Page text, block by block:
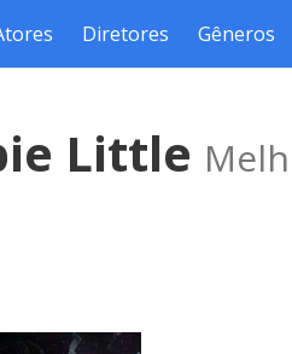
Diretores Gêneros
Little